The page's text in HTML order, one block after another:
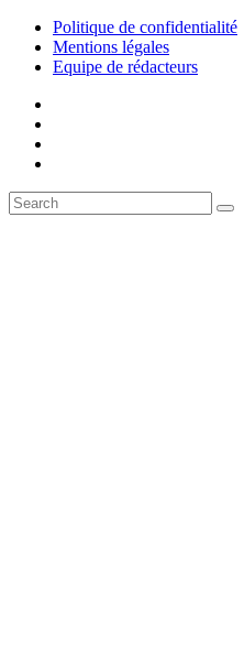
Politique de confidentialité
Mentions légales
Equipe de rédacteurs